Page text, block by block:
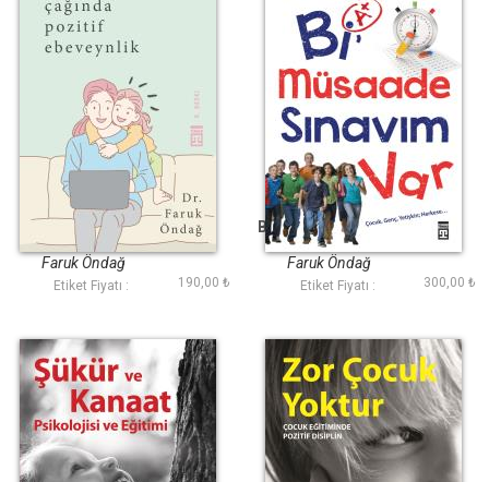
İnternet Çağında
Pozitif Ebeveynlik
Faruk Öndağ
Etiket Fiyatı : 190,00 ₺
Bi Müsaade Sınavım
Var
Faruk Öndağ
Etiket Fiyatı : 300,00 ₺